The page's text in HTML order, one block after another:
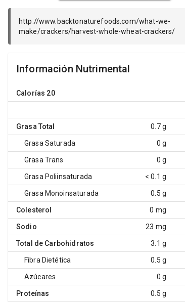
http://www.backtonaturefoods.com/what-we-
make/crackers/harvest-whole-wheat-crackers/
Información Nutrimental
Calorías 20
Grasa Total 0.7 g
Grasa Saturada 0 g
Grasa Trans 0 g
Grasa Poliinsaturada < 0.1 g
Grasa Monoinsaturada 0.5 g
Colesterol 0 mg
Sodio 23 mg
Total de Carbohidratos 3.1 g
Fibra Dietética 0.5 g
Azúcares 0 g
Proteínas 0.5 g